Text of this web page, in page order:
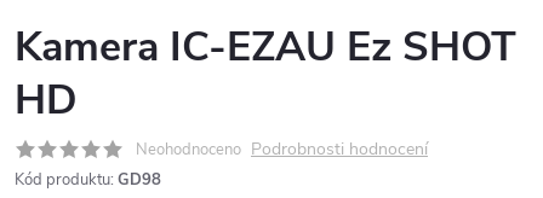
Kamera IC-EZAU Ez SHOT
HD
Neohodnoceno Podrobnosti hodnocení
Kód produktu: GD98